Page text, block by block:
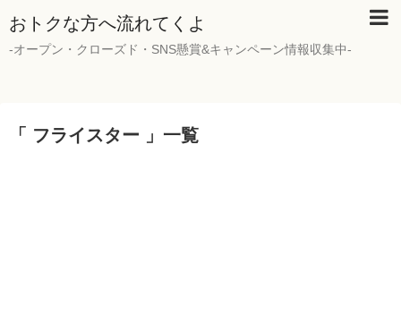
おトクな方へ流れてくよ
-オープン・クローズド・SNS懸賞&キャンペーン情報収集中-
「 フライスター 」一覧